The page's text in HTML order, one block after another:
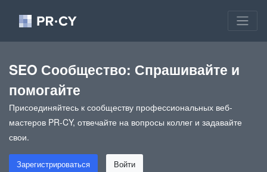
SEO Сообщество: Спрашивайте и
помогайте
Присоединяйтесь к сообществу профессиональных веб-
мастеров PR-CY, отвечайте на вопросы коллег и задавайте
свои.
Зарегистрироваться Войти